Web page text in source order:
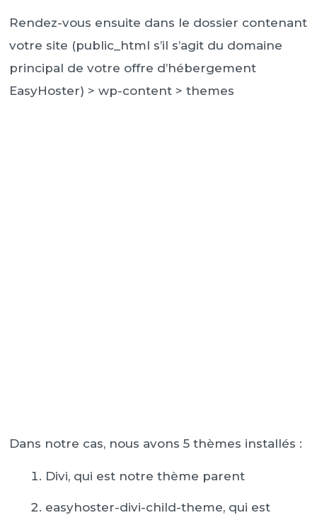
Rendez-vous ensuite dans le dossier contenant
votre site (public_html s’il s’agit du domaine
principal de votre offre d’hébergement
EasyHoster) > wp-content > themes
Dans notre cas, nous avons 5 thèmes installés :
Divi, qui est notre thème parent
easyhoster-divi-child-theme, qui est